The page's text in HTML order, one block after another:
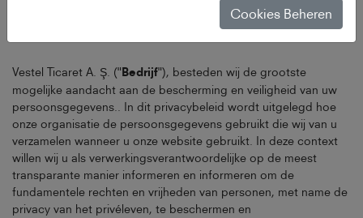
Vestel Ticaret A. Ş. ("Bedrijf"), besteden wij de grootste
mogelijke aandacht aan de bescherming en veiligheid van uw
persoonsgegevens.. In dit privacybeleid wordt uitgelegd hoe
onze organisatie de persoonsgegevens gebruikt die wij van u
verzamelen wanneer u onze website gebruikt. In deze context
willen wij u als verwerkingsverantwoordelijke op de meest
transparante manier informeren en informeren om de
fundamentele rechten en vrijheden van personen, met name de
privacy van het privéleven, te beschermen en
Cookies Beheren